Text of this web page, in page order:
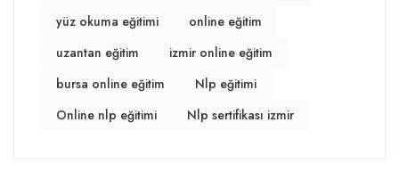
yüz okuma eğitimi
online eğitim
uzantan eğitim
izmir online eğitim
bursa online eğitim
Nlp eğitimi
Online nlp eğitimi
Nlp sertifikası izmir